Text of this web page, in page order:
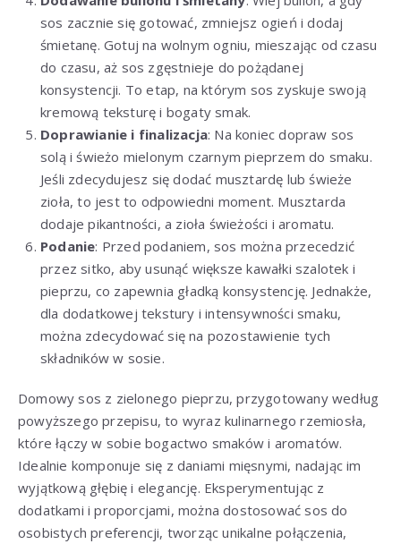
sos zacznie się gotować, zmniejsz ogień i dodaj
śmietanę. Gotuj na wolnym ogniu, mieszając od czasu
do czasu, aż sos zgęstnieje do pożądanej
konsystencji. To etap, na którym sos zyskuje swoją
kremową teksturę i bogaty smak.
Doprawianie i finalizacja: Na koniec dopraw sos
solą i świeżo mielonym czarnym pieprzem do smaku.
Jeśli zdecydujesz się dodać musztardę lub świeże
zioła, to jest to odpowiedni moment. Musztarda
dodaje pikantności, a zioła świeżości i aromatu.
Podanie: Przed podaniem, sos można przecedzić
przez sitko, aby usunąć większe kawałki szalotek i
pieprzu, co zapewnia gładką konsystencję. Jednakże,
dla dodatkowej tekstury i intensywności smaku,
można zdecydować się na pozostawienie tych
składników w sosie.
Domowy sos z zielonego pieprzu, przygotowany według
powyższego przepisu, to wyraz kulinarnego rzemiosła,
które łączy w sobie bogactwo smaków i aromatów.
Idealnie komponuje się z daniami mięsnymi, nadając im
wyjątkową głębię i elegancję. Eksperymentując z
dodatkami i proporcjami, można dostosować sos do
osobistych preferencji, tworząc unikalne połączenia,